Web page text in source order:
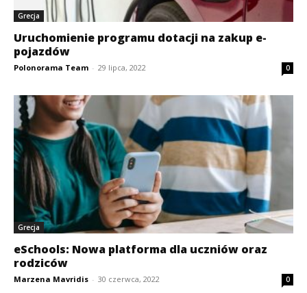
Grecja
Uruchomienie programu dotacji na zakup e-
pojazdów
Polonorama Team - 29 lipca, 2022 0
Grecja
eSchools: Nowa platforma dla uczniów oraz
rodziców
Marzena Mavridis - 30 czerwca, 2022 0